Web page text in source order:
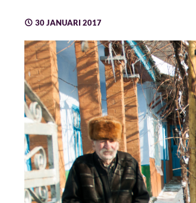
30 JANUARI 2017